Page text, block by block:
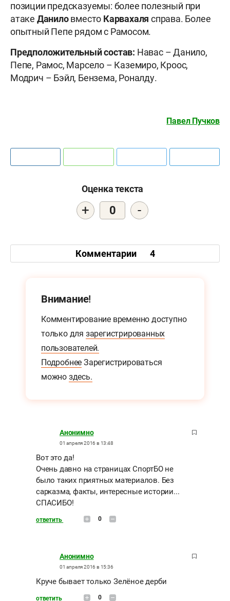
позиции предсказуемы: более полезный при
атаке Даниловместо Карвахаля справа. Более
опытный Пепе рядом с Рамосом.
Предположительный состав: Навас – Данило,
Пепе, Рамос, Марсело – Каземиро, Кроос,
Модрич – Бэйл, Бензема, Роналду.
Павел Пучков
Оценка текста
+ 0 -
Комментарии 4
Внимание!
Комментирование временно доступно
только для зарегистрированных
пользователей.
Подробнее Зарегистрироваться
можно здесь.
Анонимно
01 апреля 2016 в 13:48
Вот это да!
Очень давно на страницах СпортБО не
было таких приятных материалов. Без
сарказма, факты, интересные истории...
СПАСИБО!
ответить 0
Анонимно
01 апреля 2016 в 15:36
Круче бывает только Зелёное дерби
ответить 0